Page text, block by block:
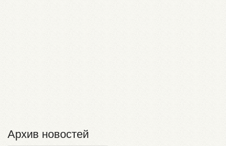
Архив новостей